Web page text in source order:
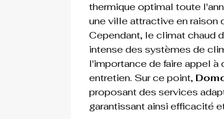
thermique optimal toute
une ville attractive en raison
Cependant, le climat chaud
intense des systèmes de
l'importance de faire appel
entretien. Sur ce point,
proposant des services
garantissant ainsi efficacité